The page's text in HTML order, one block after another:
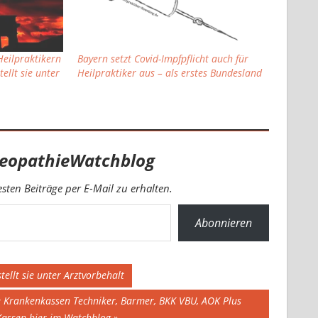
sie unter
Bayern setzt Covid-Impfpflicht auch für
Heilpraktiker aus – als erstes Bundesland
Beiträge per E-Mail zu erhalten.
Abonnieren
sie unter Arztvorbehalt
Techniker, Barmer, BKK VBU, AOK Plus